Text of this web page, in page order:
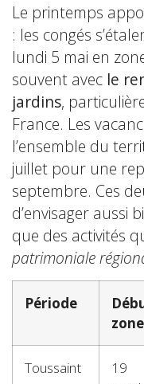
Le printemps
: les congés
lundi 5 mai en
souvent avec le
jardins,
France. Les
l’ensemble du
juillet pour une
septembre. Ces
d’envisager aussi
que des activités
patrimoniale
Période
Toussaint
19